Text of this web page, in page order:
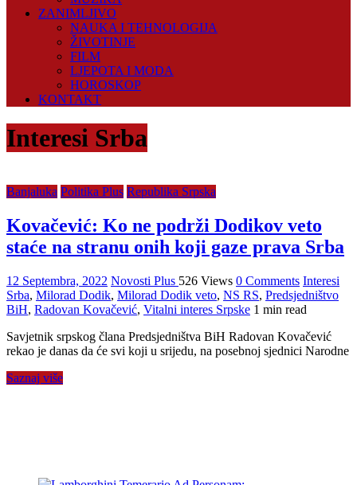
ZANIMLJIVO
NAUKA I TEHNOLOGIJA
ŽIVOTINJE
FILM
LJEPOTA I MODA
HOROSKOP
KONTAKT
Interesi Srba
Banjaluka Politika Plus Republika Srpska
Kovačević: Ko ne podrži Dodikov veto
staće na stranu onih koji gaze prava Srba
12 Septembra, 2022 Novosti Plus 526 Views 0 Comments Interesi
Srba, Milorad Dodik, Milorad Dodik veto, NS RS, Predsjedništvo
BiH, Radovan Kovačević, Vitalni interes Srpske 1 min read
Savjetnik srpskog člana Predsjedništva BiH Radovan Kovačević
rekao je danas da će svi koji u srijedu, na posebnoj sjednici Narodne
Saznaj više